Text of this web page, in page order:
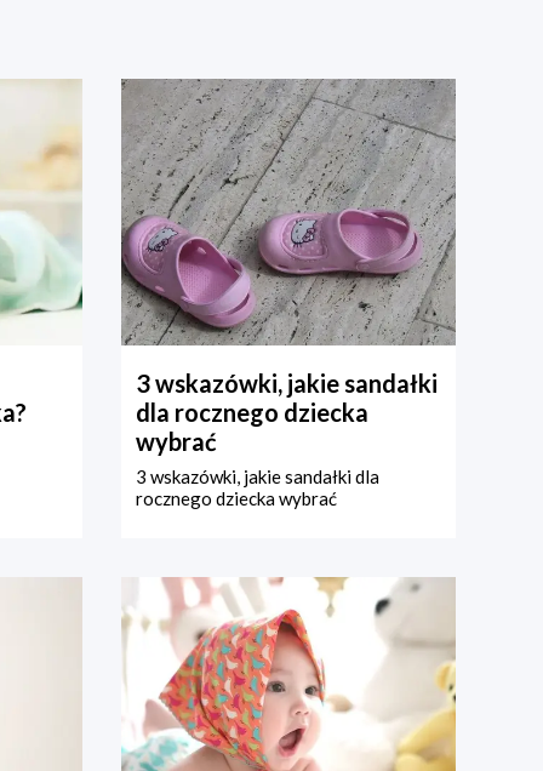
3 wskazówki, jakie sandałki
dla rocznego dziecka
wybrać
3 wskazówki, jakie sandałki dla
rocznego dziecka wybrać